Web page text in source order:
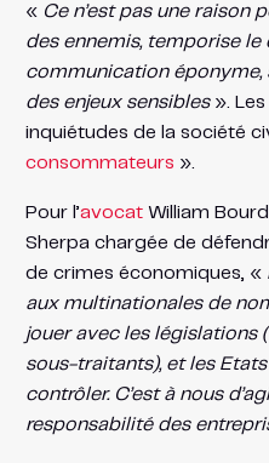
« Ce n’est pas une raison
des ennemis, temporise
communication éponyme,
des enjeux sensibles». Les
inquiétudes de la société
consommateurs ».
Pour l’avocatWilliam
Sherpa chargée de
de crimes économiques, «
aux multinationales de
jouer avec les législations
sous-traitants), et les
contrôler. C’est à nous
responsabilité des